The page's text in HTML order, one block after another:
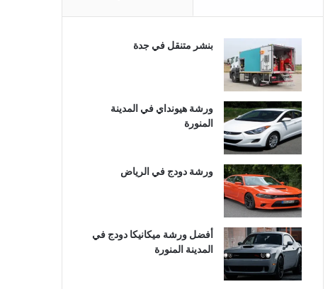
بنشر متنقل في جدة
ورشة هيونداي في المدينة
المنورة
ورشة دودج في الرياض
أفضل ورشة ميكانيكا دودج في
المدينة المنورة